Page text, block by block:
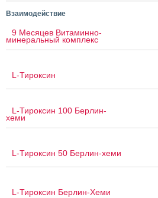
Взаимодействие
9 Месяцев Витаминно-
минеральный комплекс
L-Тироксин
L-Тироксин 100 Берлин-
хеми
L-Тироксин 50 Берлин-хеми
L-Тироксин Берлин-Хеми